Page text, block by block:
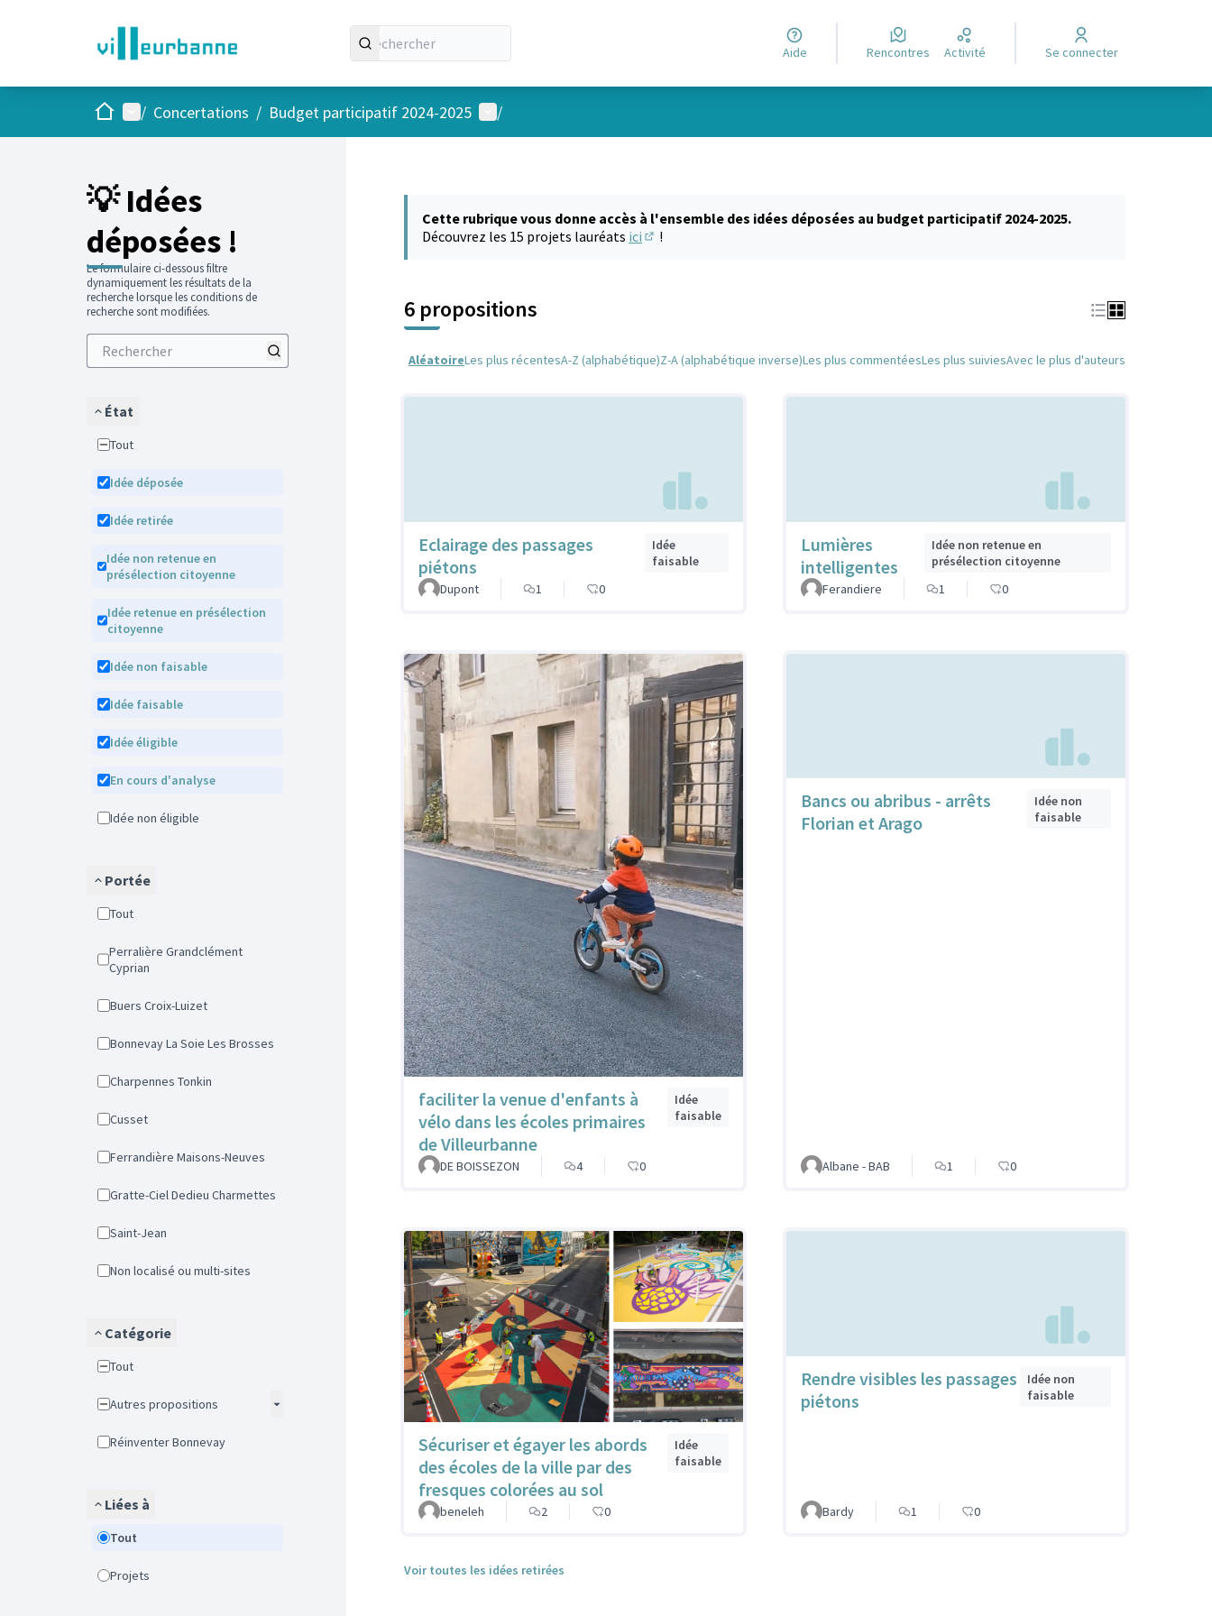
Aide Rencontres Activité Se connecter
AccueilMenu principal
/ Concertations / Budget participatif 2024-2025 Menu utilisateur
/
💡 Idées
déposées !
Le formulaire ci-dessous filtre
dynamiquement les résultats de la
recherche lorsque les conditions de
recherche sont modifiées.
État
Tout
Idée déposée
Idée retirée
Idée non retenue en
présélection citoyenne
Idée retenue en présélection
citoyenne
Idée non faisable
Idée faisable
Idée éligible
En cours d'analyse
Idée non éligible
Portée
Tout
Perralière Grandclément
Cyprian
Buers Croix-Luizet
Bonnevay La Soie Les Brosses
Charpennes Tonkin
Cusset
Ferrandière Maisons-Neuves
Gratte-Ciel Dedieu Charmettes
Saint-Jean
Non localisé ou multi-sites
Catégorie
Tout
Autres propositions
Réinventer Bonnevay
Liées à
Tout
Projets
Cette rubrique vous donne accès à l'ensemble des idées déposées au budget participatif 2024-2025.
Découvrez les 15 projets lauréats ici !
6 propositions
AléatoireLes plus récentesA-Z (alphabétique)Z-A (alphabétique inverse)Les plus commentéesLes plus suiviesAvec le plus d'auteurs
Eclairage des passages
piétons
Idée
faisable
Dupont
1 0
Lumières
intelligentes
Idée non retenue en
présélection citoyenne
Ferandiere
1 0
faciliter la venue d'enfants à
vélo dans les écoles primaires
de Villeurbanne
Idée
faisable
DE BOISSEZON 4 0
Bancs ou abribus - arrêts
Florian et Arago
Idée non
faisable
Albane - BAB 1 0
Sécuriser et égayer les abords
des écoles de la ville par des
fresques colorées au sol
Idée
faisable
beneleh 2 0
Rendre visibles les passages
piétons
Idée non
faisable
Bardy 1 0
Voir toutes les idées retirées